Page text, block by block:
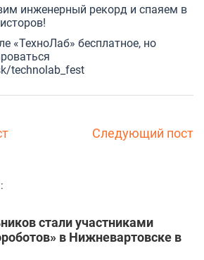
инженерный рекорд и спаяем в
«ТехноЛаб» бесплатное, но
technolab_fest
Следующий пост
стали участниками
в Нижневартовске в